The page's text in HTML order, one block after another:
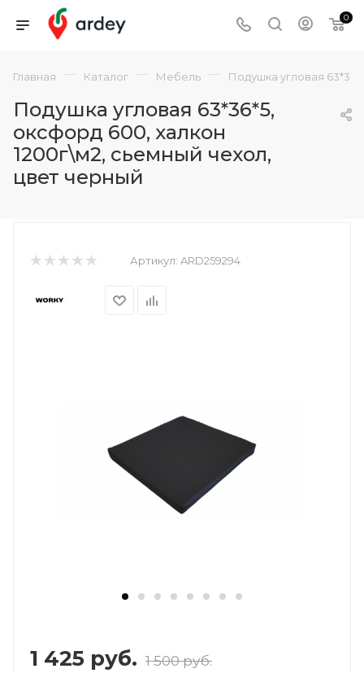
0
Главная — Каталог — Мебель — Подушка угловая
Подушка угловая 63*36*5,
оксфорд 600, халкон
1200г\м2, сьемный чехол,
цвет черный
Артикул: ARD259294
1 425 руб. 1 500руб.